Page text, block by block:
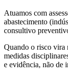
Atuamos com
abastecimento
consultivo
Quando o risco vira
medidas
e evidência, não de